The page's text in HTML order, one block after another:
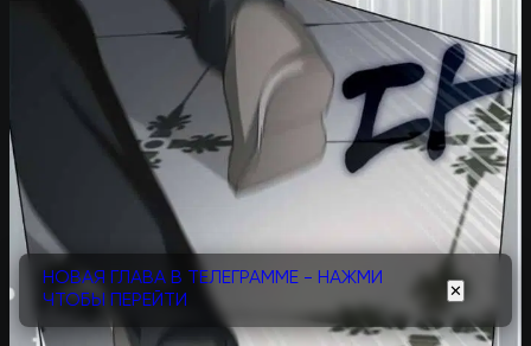
НОВАЯ ГЛАВА В ТЕЛЕГРАММЕ - НАЖМИ
ЧТОБЫ ПЕРЕЙТИ
✕